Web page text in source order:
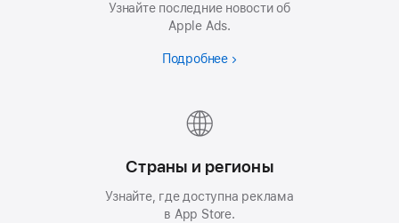
Узнайте последние новости об
Apple Ads.
Подробнее
Страны и регионы
Узнайте, где доступна реклама
в App Store.